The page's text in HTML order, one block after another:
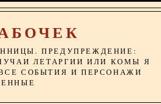
ПРЕДУПРЕЖДЕНИЕ:
ЛЕТАРГИИ ИЛИ КОМЫ Я
СОБЫТИЯ И ПЕРСОНАЖИ